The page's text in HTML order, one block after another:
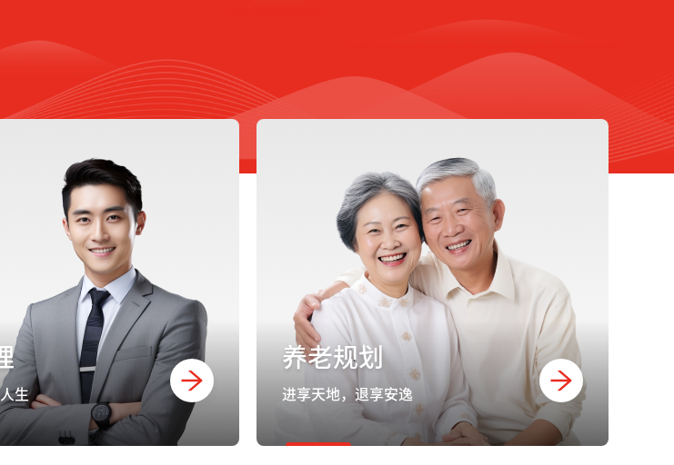
生
养老规划
进享天地，退享安逸